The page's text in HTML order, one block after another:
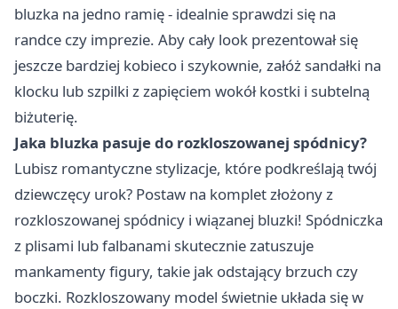
bluzka na jedno ramię - idealnie sprawdzi się na
randce czy imprezie. Aby cały look prezentował się
jeszcze bardziej kobieco i szykownie, załóż sandałki na
klocku lub szpilki z zapięciem wokół kostki i subtelną
biżuterię.
Jaka bluzka pasuje do rozkloszowanej spódnicy?
Lubisz romantyczne stylizacje, które podkreślają twój
dziewczęcy urok? Postaw na komplet złożony z
rozkloszowanej spódnicy i wiązanej bluzki! Spódniczka
z plisami lub falbanami skutecznie zatuszuje
mankamenty figury, takie jak odstający brzuch czy
boczki. Rozkloszowany model świetnie układa się w